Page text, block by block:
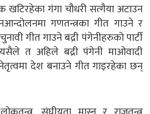
खटिरहेका गंगा चौधरी सत्गैया अटाउन
गणतन्त्रका गीत गाउने र
गीत गाउने बद्री पंगेनीहरुको पार्टी
त अहिले बद्री पंगेनी माओवादी
देश बनाउने गीत गाइरहेका छन्